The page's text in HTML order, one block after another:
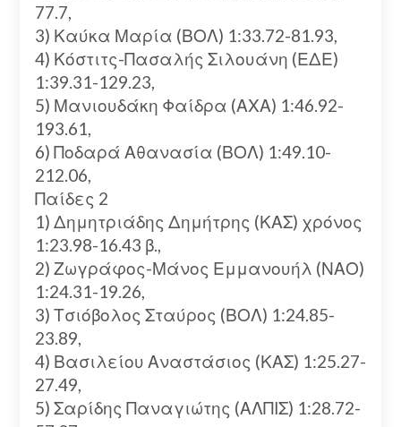
77.7,
3) Καύκα Μαρία (ΒΟΛ) 1:33.72-81.93,
4) Κόστιτς-Πασαλής Σιλουάνη (ΕΔΕ)
1:39.31-129.23,
5) Μανιουδάκη Φαίδρα (ΑΧΑ) 1:46.92-
193.61,
6) Ποδαρά Αθανασία (ΒΟΛ) 1:49.10-
212.06,
Παίδες 2
1) Δημητριάδης Δημήτρης (ΚΑΣ) χρόνος
1:23.98-16.43 β.,
2) Ζωγράφος-Μάνος Εμμανουήλ (ΝΑΟ)
1:24.31-19.26,
3) Τσιόβολος Σταύρος (ΒΟΛ) 1:24.85-
23.89,
4) Βασιλείου Αναστάσιος (ΚΑΣ) 1:25.27-
27.49,
5) Σαρίδης Παναγιώτης (ΑΛΠΙΣ) 1:28.72-